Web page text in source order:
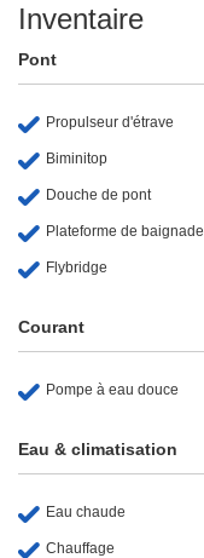
Inventaire
Pont
Propulseur d'étrave
Biminitop
Douche de pont
Plateforme de baignade
Flybridge
Courant
Pompe à eau douce
Eau & climatisation
Eau chaude
Chauffage